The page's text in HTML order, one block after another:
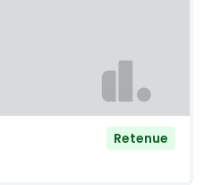
Retenue